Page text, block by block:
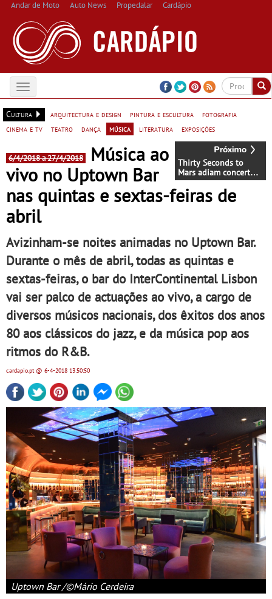
Andar de Moto Auto News Propedalar Cardápio
Toggle
navigation
Cultura
arquitectura e design pintura e escultura
fotografia
cinema e tv
teatro dança música literatura exposições
Thirty Seconds to
Mars adiam concerto
de Lisboa e anunciam
nova data em Braga
6/4/2018 a 27/4/2018
Música ao
vivo no Uptown Bar
nas quintas e sextas-feiras de
abril
Avizinham-se noites animadas no Uptown Bar.
Durante o mês de abril, todas as quintas e
sextas-feiras, o bar do InterContinental Lisbon
vai ser palco de actuações ao vivo, a cargo de
diversos músicos nacionais, dos êxitos dos anos
80 aos clássicos do jazz, e da música pop aos
ritmos do R&B.
cardapio.pt@ 6-4-2018 13:50:50
Uptown Bar /©Mário Cerdeira